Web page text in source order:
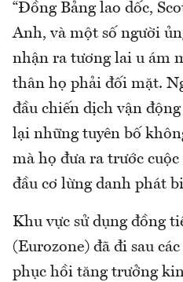
“Đồng Bảng lao dốc,
Anh, và một số người
nhận ra tương lai u ám
thân họ phải đối mặt.
đầu chiến dịch vận
lại những tuyên bố
mà họ đưa ra trước cuộc
đầu cơ lừng danh phát
Khu vực sử dụng đồng
(Eurozone) đã đi sau
phục hồi tăng trưởng